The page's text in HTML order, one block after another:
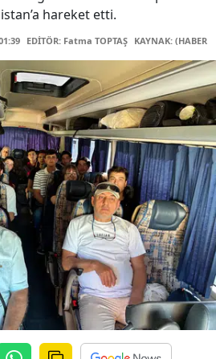
hareket etti.
EDİTÖR: Fatma TOPTAŞ KAYNAK: (HABER